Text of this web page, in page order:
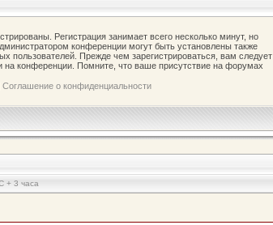
Регистрация занимает всего несколько минут, но
конференции могут быть установлены также
пользователей. Прежде чем зарегистрироваться, вам следует
на конференции. Помните, что ваше присутствие на форумах
Соглашение о конфиденциальности
+ 3 часа